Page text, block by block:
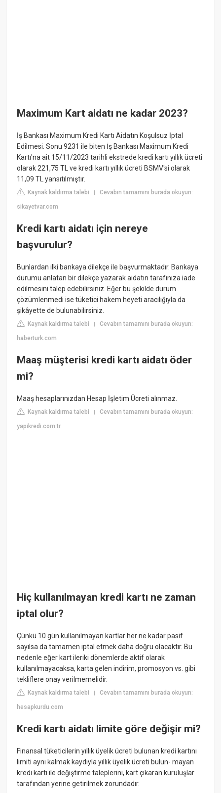
Maximum Kart aidatı ne kadar 2023?
İş Bankası Maximum Kredi Kartı Aidatın Koşulsuz İptal
Edilmesi. Sonu 9231 ile biten İş Bankası Maximum Kredi
Kartı'na ait 15/11/2023 tarihli ekstrede kredi kartı yıllık ücreti
olarak 221,75 TL ve kredi kartı yıllık ücreti BSMV'si olarak
11,09 TL yansıtılmıştır.
Kaynak kaldırma talebi |Cevabın tamamını burada okuyun:
sikayetvar.com
Kredi kartı aidatı için nereye
başvurulur?
Bunlardan ilki bankaya dilekçe ile başvurmaktadır. Bankaya
durumu anlatan bir dilekçe yazarak aidatın tarafınıza iade
edilmesini talep edebilirsiniz. Eğer bu şekilde durum
çözümlenmedi ise tüketici hakem heyeti aracılığıyla da
şikâyette de bulunabilirsiniz.
Kaynak kaldırma talebi |Cevabın tamamını burada okuyun:
haberturk.com
Maaş müşterisi kredi kartı aidatı öder
mi?
Maaş hesaplarınızdan Hesap İşletim Ücreti alınmaz.
Kaynak kaldırma talebi |Cevabın tamamını burada okuyun:
yapikredi.com.tr
Hiç kullanılmayan kredi kartı ne zaman
iptal olur?
Çünkü 10 gün kullanılmayan kartlar her ne kadar pasif
sayılsa da tamamen iptal etmek daha doğru olacaktır. Bu
nedenle eğer kart ileriki dönemlerde aktif olarak
kullanılmayacaksa, karta gelen indirim, promosyon vs. gibi
tekliflere onay verilmemelidir.
Kaynak kaldırma talebi |Cevabın tamamını burada okuyun:
hesapkurdu.com
Kredi kartı aidatı limite göre değişir mi?
Finansal tüketicilerin yıllık üyelik ücreti bulunan kredi kartını
limiti aynı kalmak kaydıyla yıllık üyelik ücreti bulun- mayan
kredi kartı ile değiştirme taleplerini, kart çıkaran kuruluşlar
tarafından yerine getirilmek zorundadır.